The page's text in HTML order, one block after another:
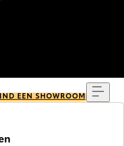
EEN SHOWROOM